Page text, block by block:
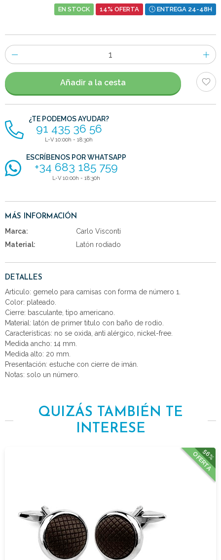
EN STOCK 14% OFERTA ENTREGA 24-48H
Número
de
artículos
Añadir a la cesta
¿TE PODEMOS AYUDAR?
91 435 36 56
L-V 10:00h - 18:30h
ESCRÍBENOS POR WHATSAPP
+34 683 185 759
L-V 10:00h - 18:30h
MÁS INFORMACIÓN
Marca:
Carlo Visconti
Material:
Latón rodiado
DETALLES
Articulo: gemelo para camisas con forma de número 1.
Color: plateado.
Cierre: basculante, tipo americano.
Material: latón de primer titulo con baño de rodio.
Características: no se oxida, anti alérgico, nickel-free.
Medida ancho: 14 mm.
Medida alto: 20 mm.
Presentación: estuche con cierre de imán.
Notas: solo un número.
QUIZÁS TAMBIÉN TE
INTERESE
56%
OFERTA